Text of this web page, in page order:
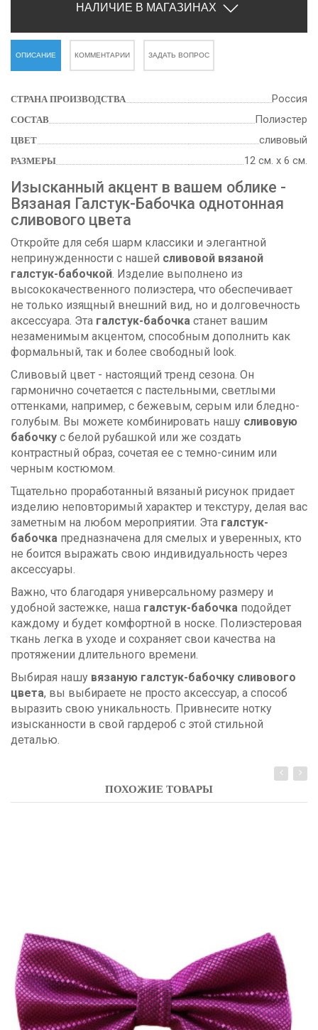
НАЛИЧИЕ В МАГАЗИНАХ
ОПИСАНИЕ КОММЕНТАРИИ ЗАДАТЬ ВОПРОС
СТРАНА ПРОИЗВОДСТВА Россия
СОСТАВ Полиэстер
ЦВЕТ сливовый
РАЗМЕРЫ 12 см. х 6 см.
Изысканный акцент в вашем облике -
Вязаная Галстук-Бабочка однотонная
сливового цвета
Откройте для себя шарм классики и элегантной
непринужденности с нашей сливовой вязаной
галстук-бабочкой. Изделие выполнено из
высококачественного полиэстера, что обеспечивает
не только изящный внешний вид, но и долговечность
аксессуара. Эта галстук-бабочка станет вашим
незаменимым акцентом, способным дополнить как
формальный, так и более свободный look.
Сливовый цвет - настоящий тренд сезона. Он
гармонично сочетается с пастельными, светлыми
оттенками, например, с бежевым, серым или бледно-
голубым. Вы можете комбинировать нашу сливовую
бабочку с белой рубашкой или же создать
контрастный образ, сочетая ее с темно-синим или
черным костюмом.
Тщательно проработанный вязаный рисунок придает
изделию неповторимый характер и текстуру, делая вас
заметным на любом мероприятии. Эта галстук-
бабочка предназначена для смелых и уверенных, кто
не боится выражать свою индивидуальность через
аксессуары.
Важно, что благодаря универсальному размеру и
удобной застежке, наша галстук-бабочка подойдет
каждому и будет комфортной в носке. Полиэстеровая
ткань легка в уходе и сохраняет свои качества на
протяжении длительного времени.
Выбирая нашу вязаную галстук-бабочку сливового
цвета, вы выбираете не просто аксессуар, а способ
выразить свою уникальность. Привнесите нотку
изысканности в свой гардероб с этой стильной
деталью.
ПОХОЖИЕ ТОВАРЫ